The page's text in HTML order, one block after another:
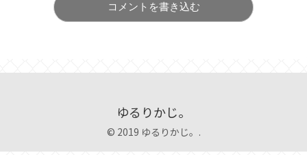
コメントを書き込む
ゆるりかじ。
© 2019 ゆるりかじ。.